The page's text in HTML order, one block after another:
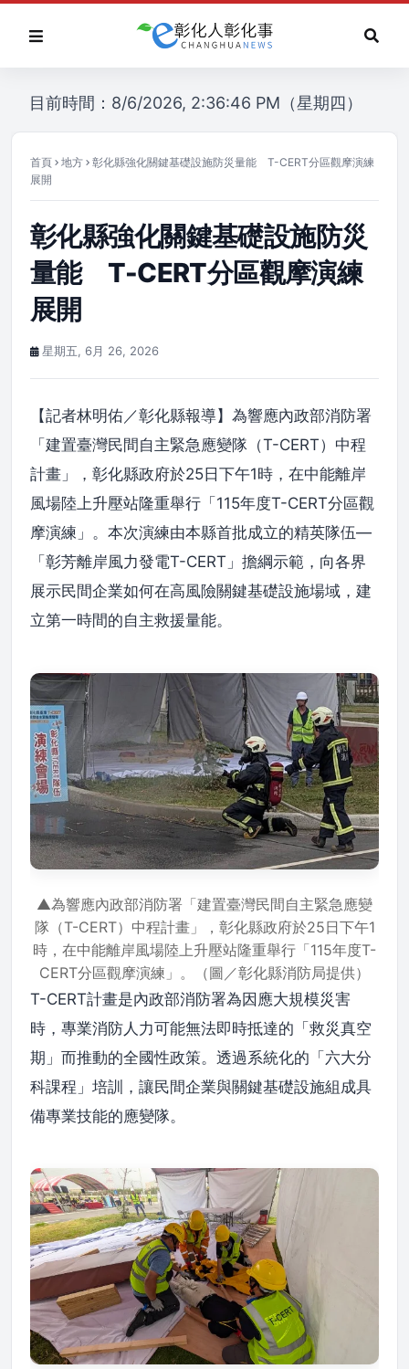
目前時間：8/6/2026, 2:36:46 PM（星期四）
首頁 地方
彰化縣強化關鍵基礎設施防災量能 T-CERT分區觀摩演練
展開
彰化縣強化關鍵基礎設施防災
量能 T-CERT分區觀摩演練
展開
星期五, 6月 26, 2026
【記者林明佑／彰化縣報導】為響應內政部消防署
「建置臺灣民間自主緊急應變隊（T-CERT）中程
計畫」，彰化縣政府於25日下午1時，在中能離岸
風場陸上升壓站隆重舉行「115年度T-CERT分區觀
摩演練」。本次演練由本縣首批成立的精英隊伍—
「彰芳離岸風力發電T-CERT」擔綱示範，向各界
展示民間企業如何在高風險關鍵基礎設施場域，建
立第一時間的自主救援量能。
▲為響應內政部消防署「建置臺灣民間自主緊急應變
隊（T-CERT）中程計畫」，彰化縣政府於25日下午1
時，在中能離岸風場陸上升壓站隆重舉行「115年度T-
CERT分區觀摩演練」。（圖／彰化縣消防局提供）
T-CERT計畫是內政部消防署為因應大規模災害
時，專業消防人力可能無法即時抵達的「救災真空
期」而推動的全國性政策。透過系統化的「六大分
科課程」培訓，讓民間企業與關鍵基礎設施組成具
備專業技能的應變隊。